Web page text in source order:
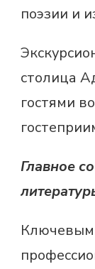
поэзии и
столица
гостями
Главное
Ключевым